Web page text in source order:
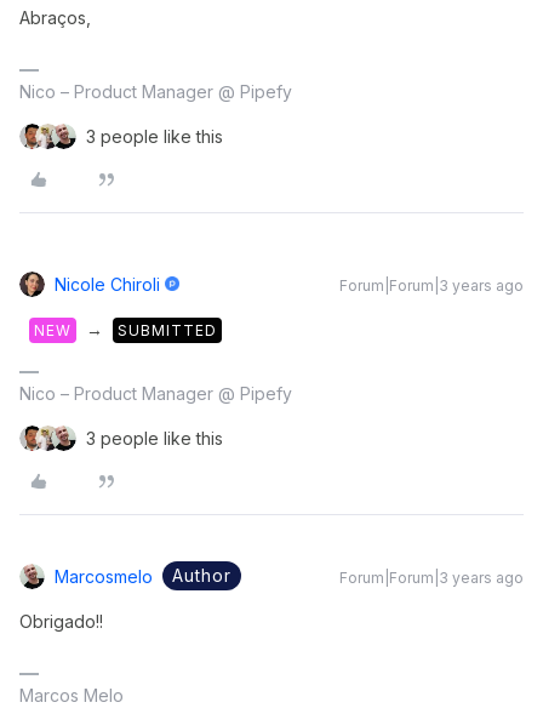
Abraços,
Nico – Product Manager @ Pipefy
3 people like this
Nicole Chiroli Forum|Forum|3 years ago
NEW → SUBMITTED
Nico – Product Manager @ Pipefy
3 people like this
Marcosmelo Author Forum|Forum|3 years ago
Obrigado!!
Marcos Melo